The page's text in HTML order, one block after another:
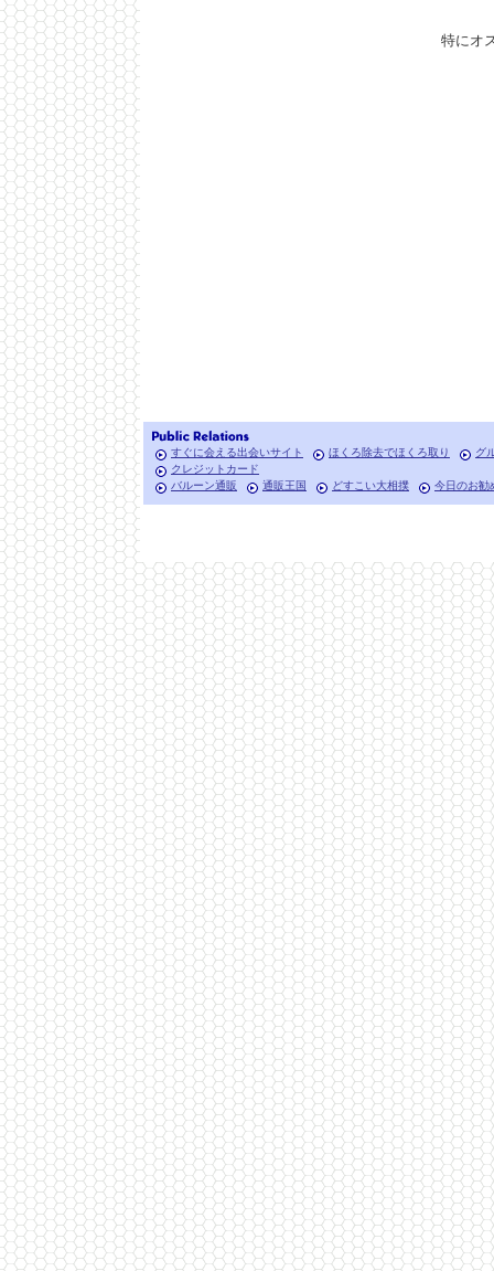
特に
すぐに会える出会いサイト ほくろ除去でほくろ取り
グ
クレジットカード
バルーン通販
通販王国 どすこい大相撲 今日のお勧